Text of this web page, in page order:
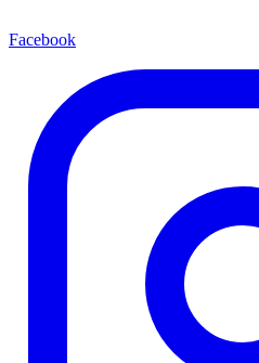
Facebook